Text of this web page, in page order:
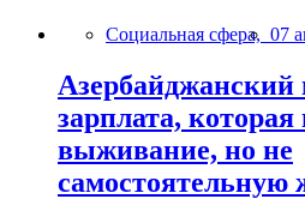
Социальная сфера, 07
зарплата,
выживание, но не
самостоятельную